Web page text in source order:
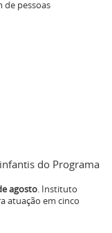
de pessoas
do Programa
agosto. Instituto
atuação em cinco